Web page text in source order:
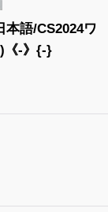
本語/CS2024ワ
《-》{-}